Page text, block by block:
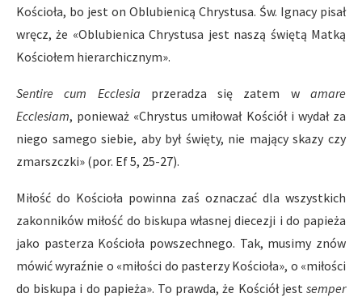
Kościoła, bo jest on Oblubienicą Chrystusa. Św. Ignacy pisał
wręcz, że «Oblubienica Chrystusa jest naszą świętą Matką
Kościołem hierarchicznym».
Sentire cum Ecclesia przeradza się zatem wamare
Ecclesiam, ponieważ «Chrystus umiłował Kościół i wydał za
niego samego siebie, aby był święty, nie mający skazy czy
zmarszczki» (por. Ef 5, 25-27).
Miłość do Kościoła powinna zaś oznaczać dla wszystkich
zakonników miłość do biskupa własnej diecezji i do papieża
jako pasterza Kościoła powszechnego. Tak, musimy znów
mówić wyraźnie o «miłości do pasterzy Kościoła», o «miłości
do biskupa i do papieża». To prawda, że Kościół jest semper